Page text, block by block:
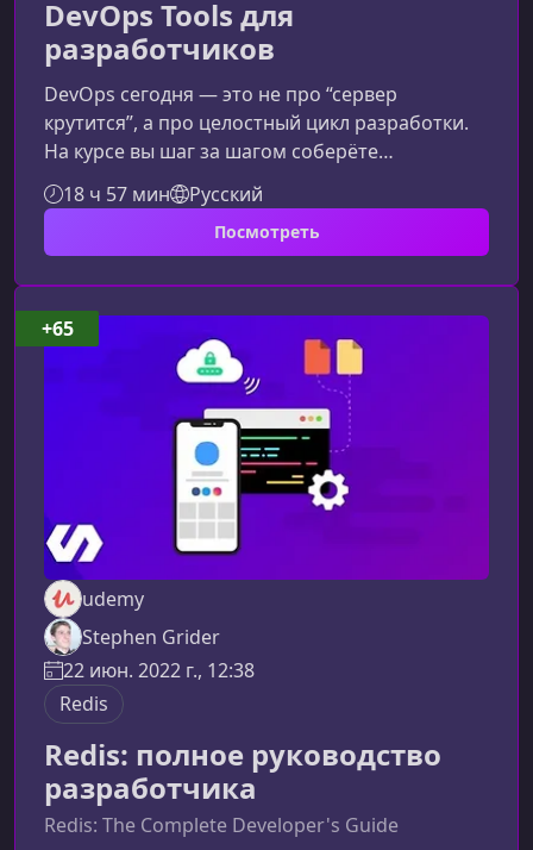
DevOps Tools для
разработчиков
DevOps сегодня — это не про “сервер
крутится”, а про целостный цикл разработки.
На курсе вы шаг за шагом соберёте
полноценный пайплайн: от локального
окружения до продакшн‑деплоя, разберётесь с
сетями, мониторингом, логированием и
безопасностью. Материал подходит
разработчикам любого языка, которые пишут
хороший код, но хотят понимать, что
происходит дальше — после git push.Что вы
получите на курсеПо итогам обучения вы
поймёте, как устроена со
18 ч 57 мин Русский
Посмотреть
udemy
Stephen Grider
22 июн. 2022 г., 12:38
Redis
Redis: полное руководство
разработчика
Redis: The Complete Developer's Guide
+65